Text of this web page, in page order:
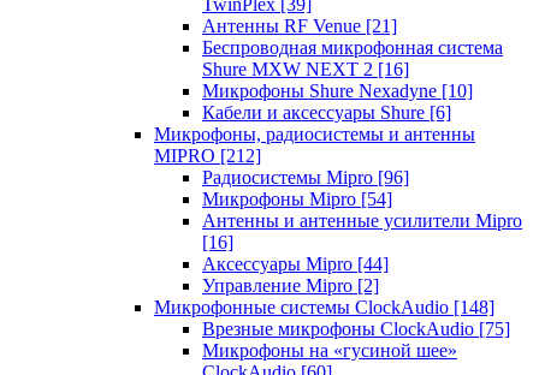
TwinPlex [39]
Антенны RF Venue [21]
Беспроводная микрофонная система
Shure MXW NEXT 2 [16]
Микрофоны Shure Nexadyne [10]
Кабели и аксессуары Shure [6]
Микрофоны, радиосистемы и антенны
MIPRO [212]
Радиосистемы Mipro [96]
Микрофоны Mipro [54]
Антенны и антенные усилители Mipro
[16]
Аксессуары Mipro [44]
Управление Mipro [2]
Микрофонные системы ClockAudio [148]
Врезные микрофоны ClockAudio [75]
Микрофоны на «гусиной шее»